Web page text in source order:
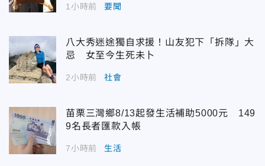
1小時前 要聞
八大秀迷途獨自求援！山友犯下「拆隊」大
忌 女至今生死未卜
2小時前 社會
苗栗三灣鄉8/13起發生活補助5000元 149
9名長者匯款入帳
7小時前 生活